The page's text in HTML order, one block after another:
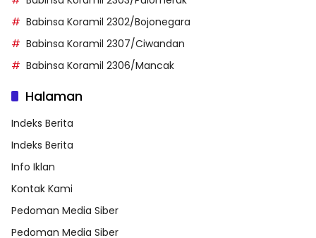
Babinsa Koramil 2302/Bojonegara
Babinsa Koramil 2307/Ciwandan
Babinsa Koramil 2306/Mancak
Halaman
Indeks Berita
Indeks Berita
Info Iklan
Kontak Kami
Pedoman Media Siber
Pedoman Media Siber